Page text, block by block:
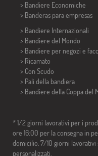
> Bandiere Economiche
> Banderas para empresas
> Bandiere Internazionali
> Bandiere del Mondo
> Bandiere per negozi e
> Ricamato
> Con Scudo
> Pali della bandiera
> Bandiere della Coppa del
* 1/2 giorni lavorativi per i
ore 16:00 per la consegna in
domicilio. 7/10 giorni
personalizzati.